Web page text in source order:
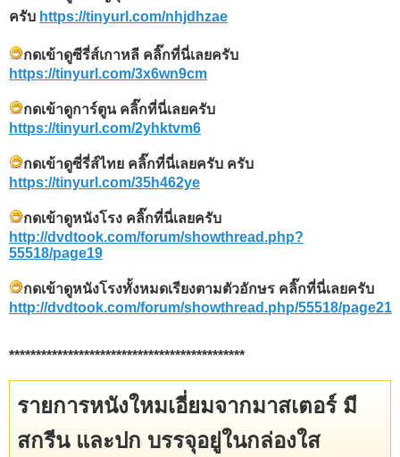
ครับ https://tinyurl.com/nhjdhzae
กดเข้าดูซีรี่ส์เกาหลี คลิ๊กที่นี่เลยครับ
https://tinyurl.com/3x6wn9cm
กดเข้าดูการ์ตูน คลิ๊กที่นี่เลยครับ
https://tinyurl.com/2yhktvm6
กดเข้าดูซี่รี่ส์ไทย คลิ๊กที่นี่เลยครับ ครับ
https://tinyurl.com/35h462ye
กดเข้าดูหนังโรง คลิ๊กที่นี่เลยครับ
http://dvdtook.com/forum/showthread.php?
55518/page19
กดเข้าดูหนังโรงทั้งหมดเรียงตามตัวอักษร คลิ๊กที่นี่เลยครับ
http://dvdtook.com/forum/showthread.php/55518/page21
********************************************
รายการหนังใหมเอี่ยมจากมาสเตอร์ มี
สกรีน และปก บรรจุอยู่ในกล่องใส